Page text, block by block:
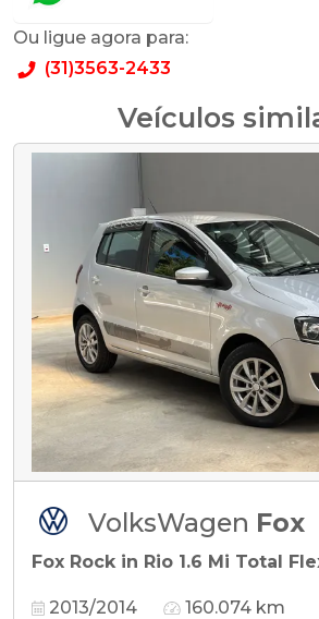
Ou ligue agora para:
(31)3563-2433
Veículos
VolksWagen Fox
Fox Rock in Rio 1.6 Mi Total
2013/2014 160.074 km